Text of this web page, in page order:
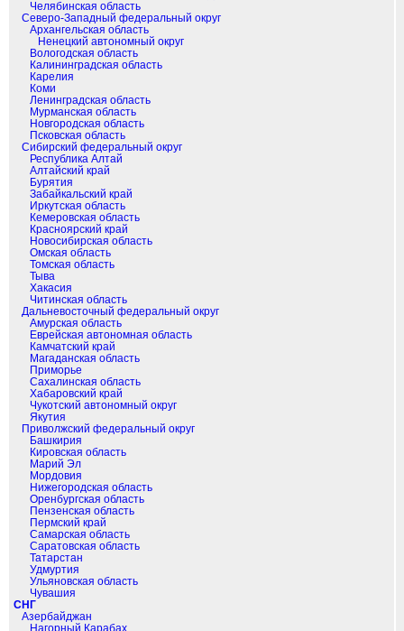
Челябинская область
Северо-Западный федеральный округ
Архангельская область
Ненецкий автономный округ
Вологодская область
Калининградская область
Карелия
Коми
Ленинградская область
Мурманская область
Новгородская область
Псковская область
Сибирский федеральный округ
Республика Алтай
Алтайский край
Бурятия
Забайкальский край
Иркутская область
Кемеровская область
Красноярский край
Новосибирская область
Омская область
Томская область
Тыва
Хакасия
Читинская область
Дальневосточный федеральный округ
Амурская область
Еврейская автономная область
Камчатский край
Магаданская область
Приморье
Сахалинская область
Хабаровский край
Чукотский автономный округ
Якутия
Приволжский федеральный округ
Башкирия
Кировская область
Марий Эл
Мордовия
Нижегородская область
Оренбургская область
Пензенская область
Пермский край
Самарская область
Саратовская область
Татарстан
Удмуртия
Ульяновская область
Чувашия
СНГ
Азербайджан
Нагорный Карабах